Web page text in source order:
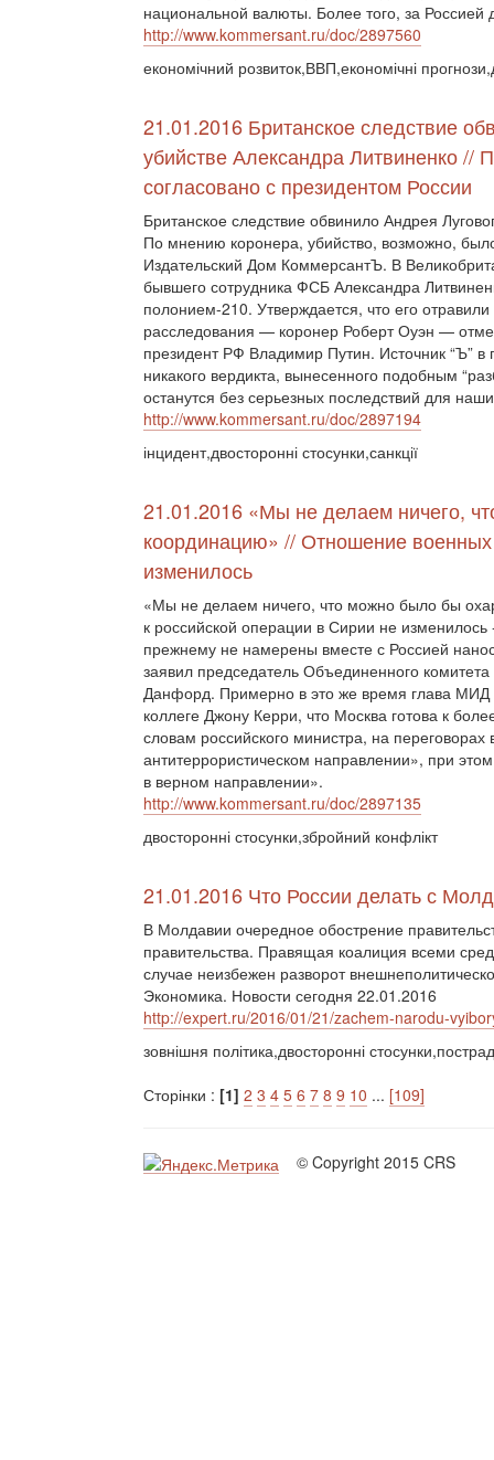
национальной валюты. Более того, за Россией
http://www.kommersant.ru/doc/2897560
економічний розвиток,ВВП,економічні
21.01.2016 Британское следствие
убийстве Александра Литвиненко
согласовано с президентом России
Британское следствие обвинило Андрея
По мнению коронера, убийство, возможно,
Издательский Дом КоммерсантЪ. В
бывшего сотрудника ФСБ Александра
полонием-210. Утверждается, что его
расследования — коронер Роберт Оуэн —
президент РФ Владимир Путин. Источник “Ъ” в
никакого вердикта, вынесенного подобным
останутся без серьезных последствий для
http://www.kommersant.ru/doc/2897194
інцидент,двосторонні стосунки,санкції
21.01.2016 «Мы не делаем ничего,
координацию» // Отношение
изменилось
«Мы не делаем ничего, что можно было бы
к российской операции в Сирии не
прежнему не намерены вместе с Россией
заявил председатель Объединенного
Данфорд. Примерно в это же время глава МИД
коллеге Джону Керри, что Москва готова к
словам российского министра, на
антитеррористическом направлении», при
в верном направлении».
http://www.kommersant.ru/doc/2897135
двосторонні стосунки,збройний конфлікт
21.01.2016 Что России делать с
В Молдавии очередное обострение
правительства. Правящая коалиция всеми
случае неизбежен разворот
Экономика. Новости сегодня 22.01.2016
http://expert.ru/2016/01/21/zachem-narodu-
зовнішня політика,двосторонні
Сторінки : [1] 2 3 4 5 6 7 8 9 10 ... [109]
© Copyright 2015 CRS